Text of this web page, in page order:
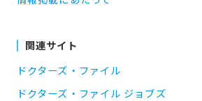
関連サイト
ドクターズ・ファイル
ドクターズ・ファイル ジョブズ